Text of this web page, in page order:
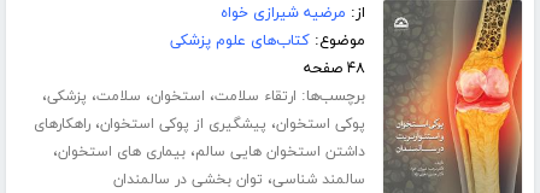
از: مرضیه شیرازی خواه
موضوع:کتاب‌های علوم پزشکی
۴۸ صفحه
برچسب‌ها: ارتقاء سلامت، استخوان، سلامت، پزشکی،
پوکی استخوان، پیشگیری از پوکی استخوان،راهکارهای
داشتن استخوان هایی سالم،بیماری های استخوان،
سالمند شناسی، توان بخشی در سالمندان